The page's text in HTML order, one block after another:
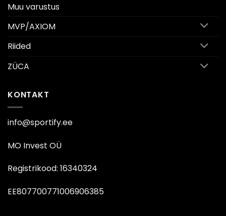
Muu varustus
MVP/AXIOM
Riided
ZÜCA
KONTAKT
info@sportify.ee
MO Invest OÜ
Registrikood: 16340324
EE807700771006906385